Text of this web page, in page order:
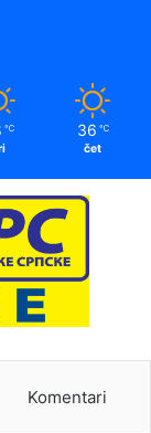
℃ 36 ℃
čet
Komentari